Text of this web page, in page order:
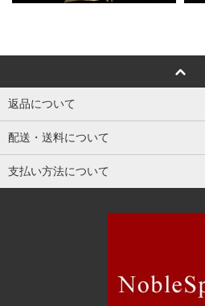
返品について
配送・送料について
支払い方法について